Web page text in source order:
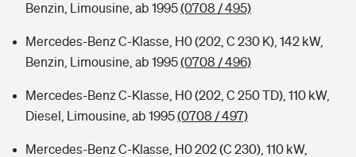
Benzin, Limousine, ab 1995(0708 / 495)
Mercedes-Benz C-Klasse, H0 (202, C 230 K), 142 kW,
Benzin, Limousine, ab 1995(0708 / 496)
Mercedes-Benz C-Klasse, H0 (202, C 250 TD), 110 kW,
Diesel, Limousine, ab 1995(0708 / 497)
Mercedes-Benz C-Klasse, H0 202 (C 230), 110 kW,